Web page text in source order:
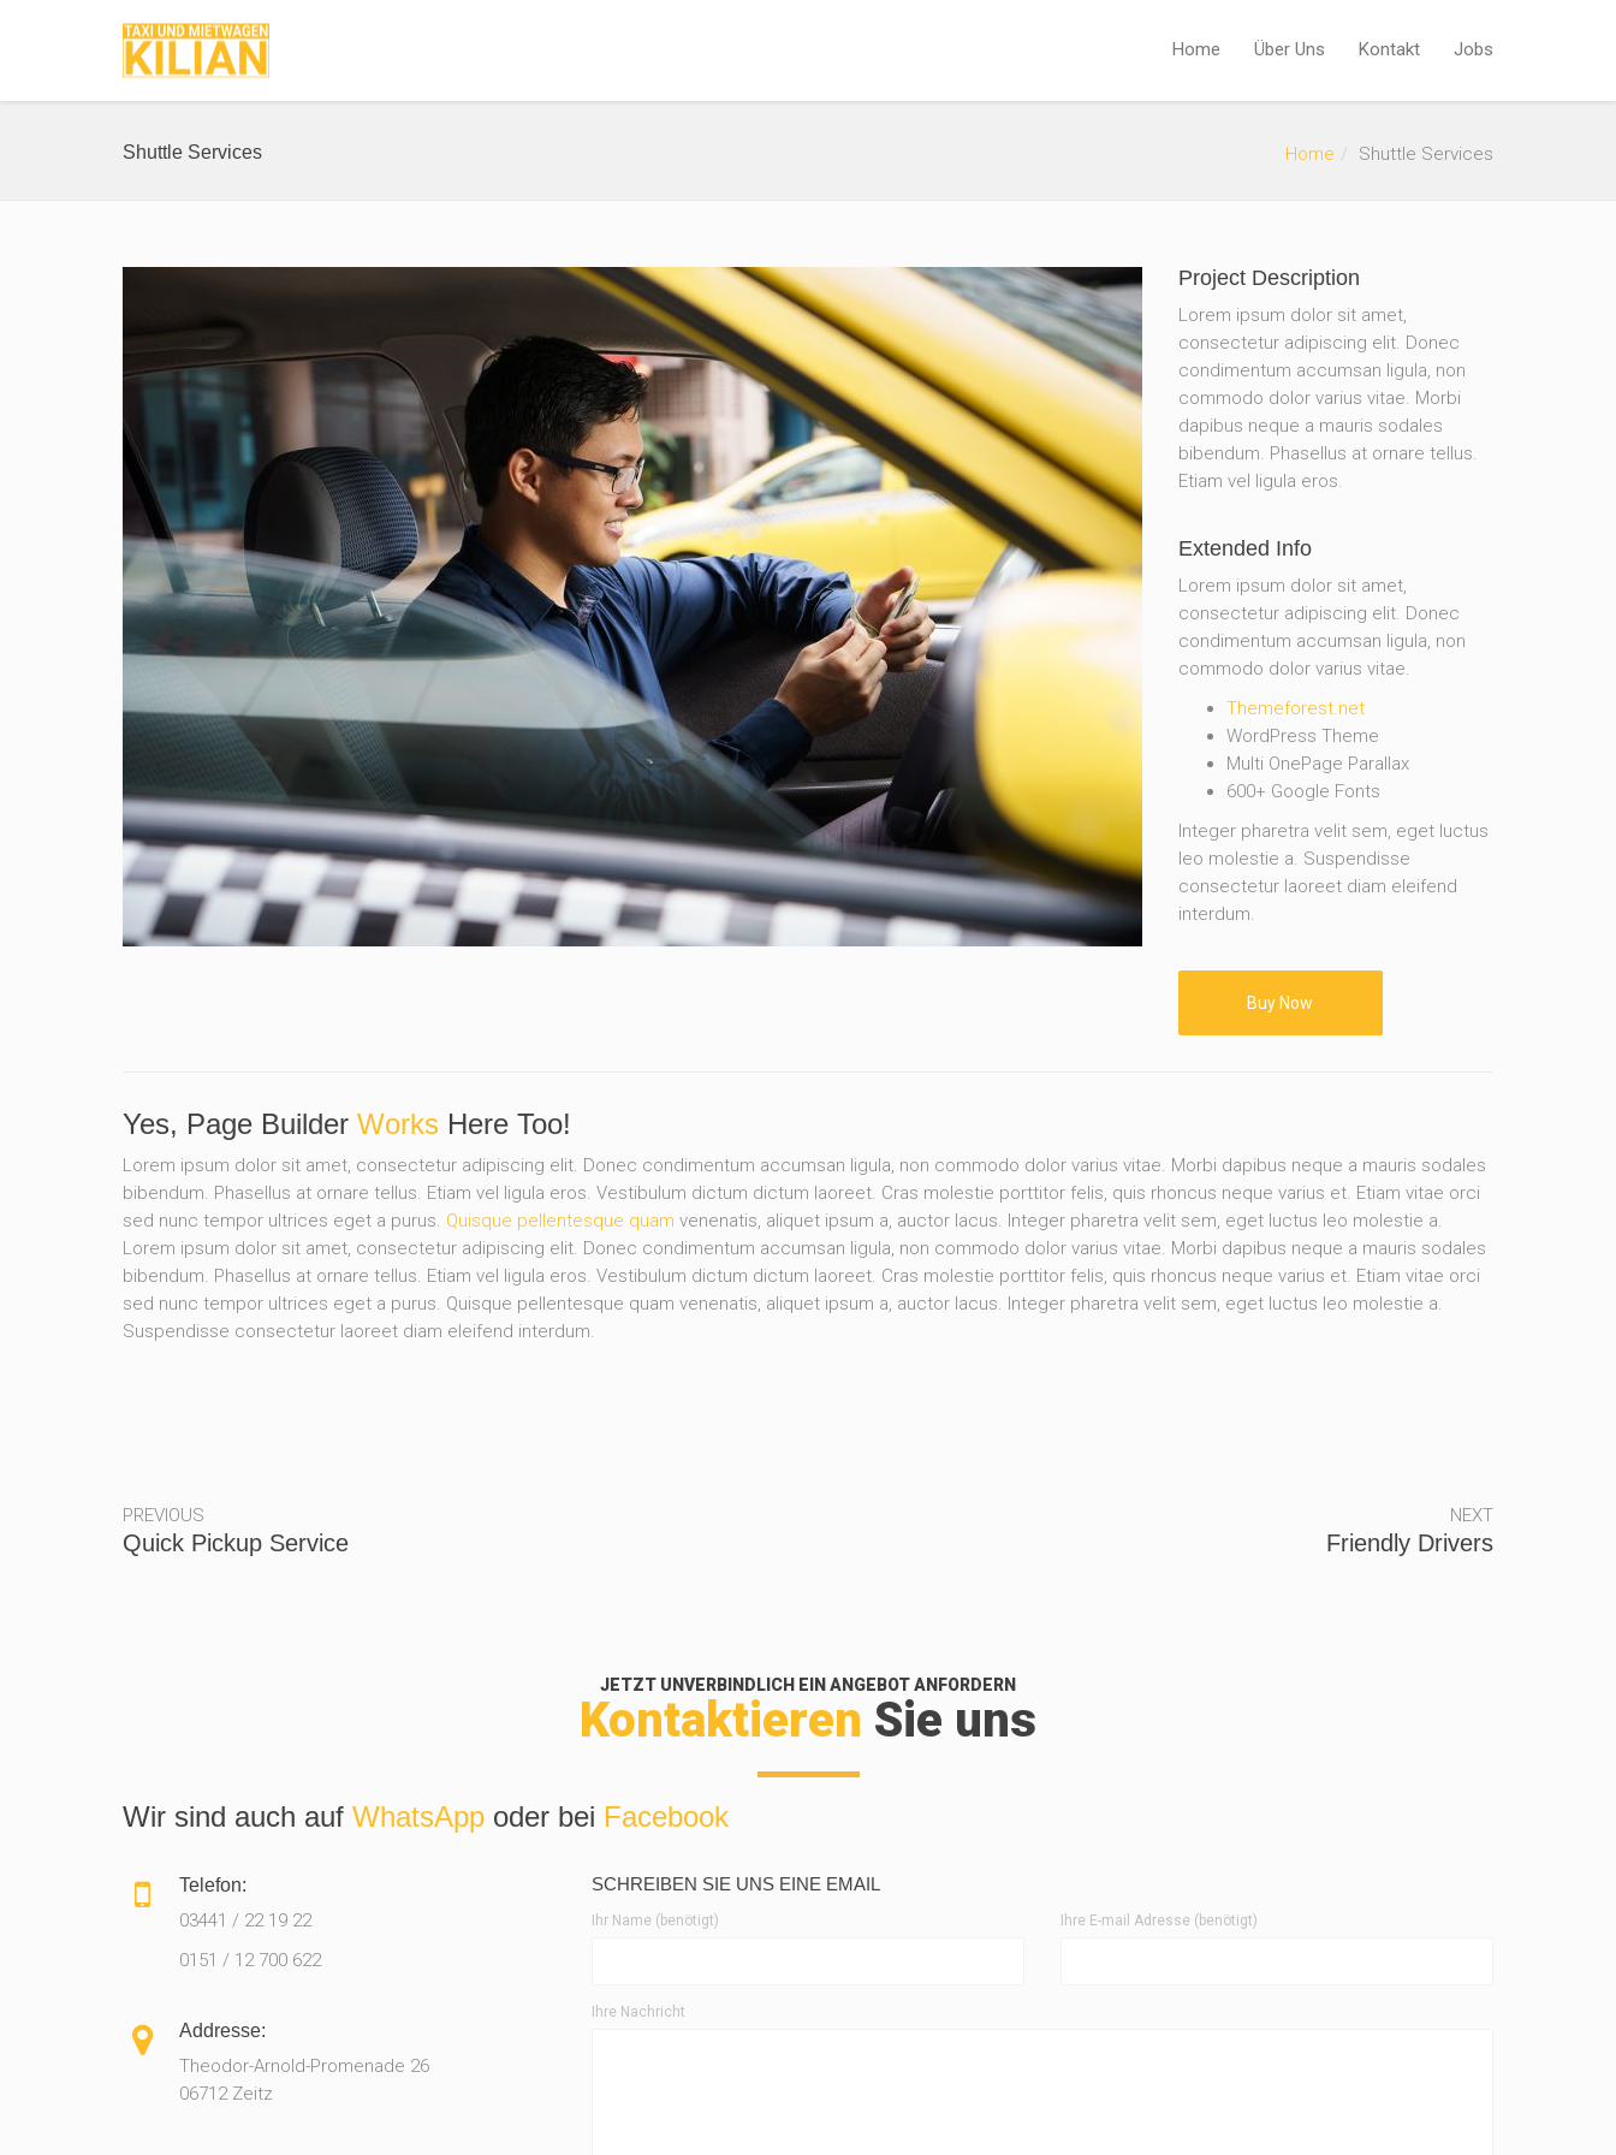
Home Über Uns Kontakt Jobs
Shuttle Services Home Shuttle Services
Project Description
Lorem ipsum dolor sit amet,
consectetur adipiscing elit. Donec
condimentum accumsan ligula, non
commodo dolor varius vitae. Morbi
dapibus neque a mauris sodales
bibendum. Phasellus at ornare tellus.
Etiam vel ligula eros.
Extended Info
Lorem ipsum dolor sit amet,
consectetur adipiscing elit. Donec
condimentum accumsan ligula, non
commodo dolor varius vitae.
Themeforest.net
WordPress Theme
Multi OnePage Parallax
600+ Google Fonts
Integer pharetra velit sem, eget luctus
leo molestie a. Suspendisse
consectetur laoreet diam eleifend
interdum.
Buy Now
Yes, Page Builder Works Here Too!
Lorem ipsum dolor sit amet, consectetur adipiscing elit. Donec condimentum accumsan ligula, non commodo dolor varius vitae. Morbi dapibus neque a mauris sodales
bibendum. Phasellus at ornare tellus. Etiam vel ligula eros. Vestibulum dictum dictum laoreet. Cras molestie porttitor felis, quis rhoncus neque varius et. Etiam vitae orci
sed nunc tempor ultrices eget a purus. Quisque pellentesque quam venenatis, aliquet ipsum a, auctor lacus. Integer pharetra velit sem, eget luctus leo molestie a.
Lorem ipsum dolor sit amet, consectetur adipiscing elit. Donec condimentum accumsan ligula, non commodo dolor varius vitae. Morbi dapibus neque a mauris sodales
bibendum. Phasellus at ornare tellus. Etiam vel ligula eros. Vestibulum dictum dictum laoreet. Cras molestie porttitor felis, quis rhoncus neque varius et. Etiam vitae orci
sed nunc tempor ultrices eget a purus. Quisque pellentesque quam venenatis, aliquet ipsum a, auctor lacus. Integer pharetra velit sem, eget luctus leo molestie a.
Suspendisse consectetur laoreet diam eleifend interdum.
PREVIOUS
Quick Pickup Service
NEXT
Friendly Drivers
JETZT UNVERBINDLICH EIN ANGEBOT ANFORDERN
Kontaktieren Sie uns
Wir sind auch auf WhatsApp oder bei Facebook
Telefon:
03441 / 22 19 22
0151 / 12 700 622
Addresse:
Theodor-Arnold-Promenade 26
06712 Zeitz
SCHREIBEN SIE UNS EINE EMAIL
Ihr Name (benötigt) Ihre E-mail Adresse (benötigt)
Ihre Nachricht